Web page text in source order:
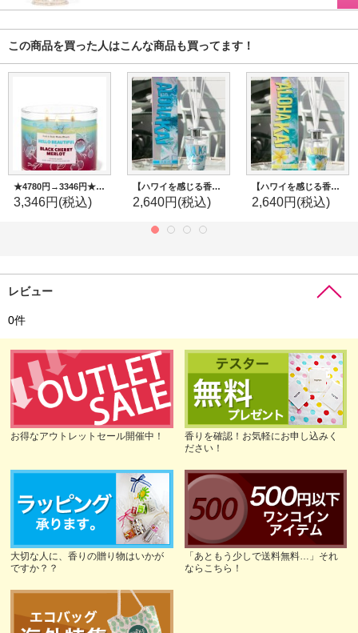
この商品を買った人はこんな商品も買ってます！
★4780円→3346円★【Bath&BodyWorks】3-wickキャンドル（14.5oz）：ハロービューティフル＆ブラックチェリーメルロー
3,346円(税込)
【ハワイを感じる香り】kahiko アロハカイディフューザー：Blue Ocean (ブルーオーシャン)
2,640円(税込)
【ハワイを感じる香り】kahiko アロハカイディフューザー：Plumeria (プルメリア)
2,640円(税込)
レビュー
0件
お得なアウトレットセール開催中！
香りを確認！お気軽にお申し込みく
ださい！
大切な人に、香りの贈り物はいかが
ですか？？
「あともう少しで送料無料…」それ
ならこちら！